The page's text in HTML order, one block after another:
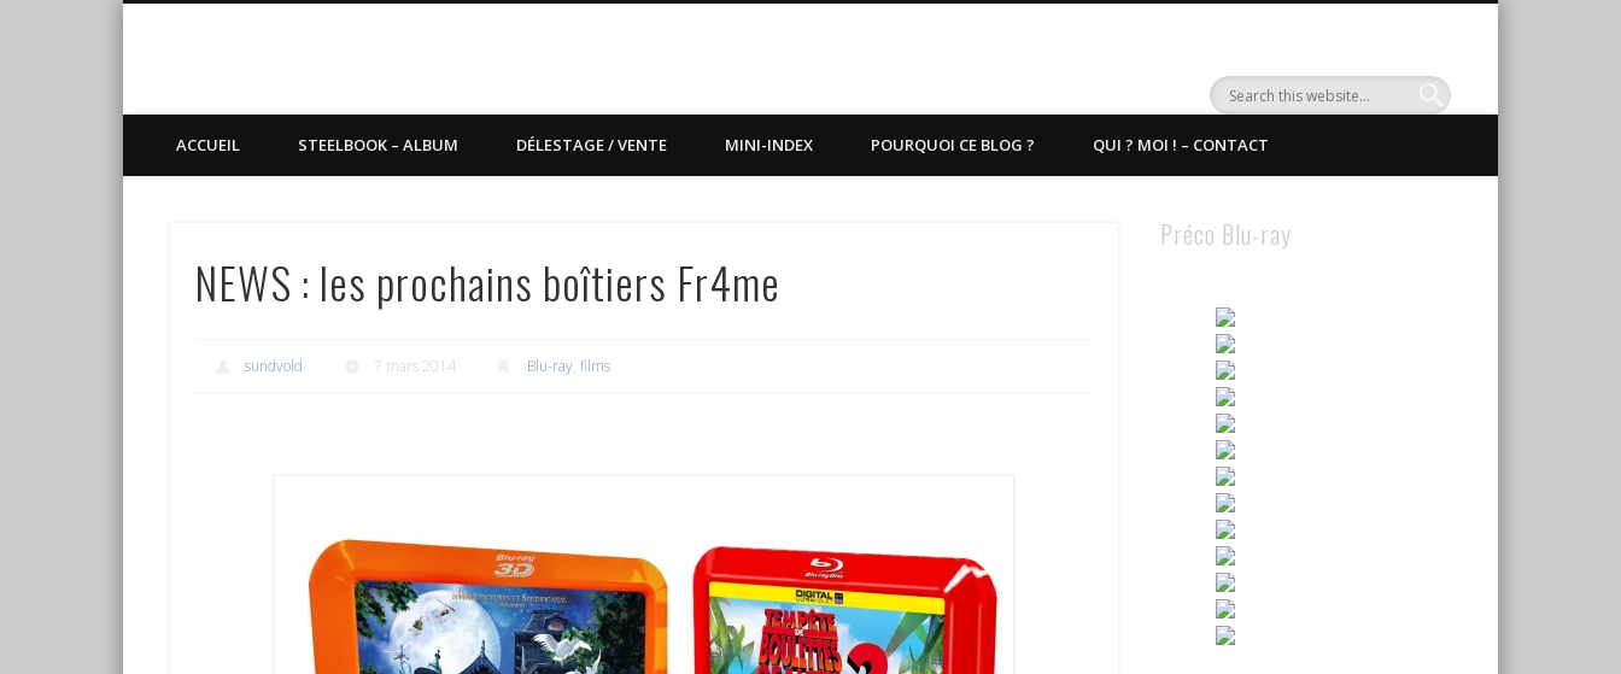
ACCUEIL STEELBOOK – ALBUM DÉLESTAGE / VENTE MINI-INDEX POURQUOI CE BLOG ? QUI ? MOI ! – CONTACT
NEWS : les prochains boîtiers Fr4me
sundvold 7 mars 2014 Blu-ray, films
Préco Blu-ray